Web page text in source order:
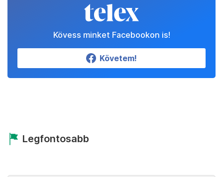
Kövess minket Facebookon is!
Követem!
Legfontosabb